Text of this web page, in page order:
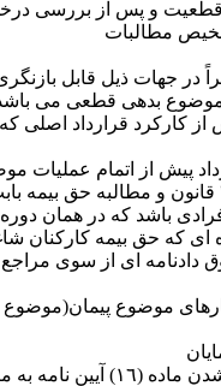
و پس از بررسی
فوق دادنامه ای از سوی
٨‏‏‏‏‏‏‏‏‏‏- درمورد آن بخش از